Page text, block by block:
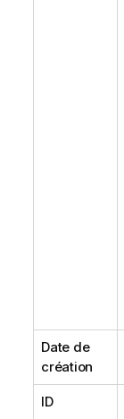
Date de
création
ID